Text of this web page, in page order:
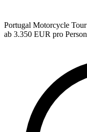
Portugal Motorcycle
ab 3.350 EUR pro Person